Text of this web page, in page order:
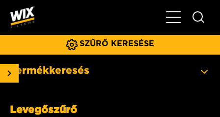
Főmenü
SZŰRŐ KERESÉSE
Termékkeresés
Levegőszűrő